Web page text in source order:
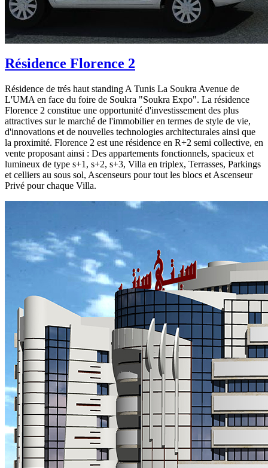
Résidence Florence 2
Résidence de trés haut standing A Tunis La Soukra Avenue de
L'UMA en face du foire de Soukra "Soukra Expo". La résidence
Florence 2 constitue une opportunité d'investissement des plus
attractives sur le marché de l'immobilier en termes de style de vie,
d'innovations et de nouvelles technologies architecturales ainsi que
la proximité. Florence 2 est une résidence en R+2 semi collective, en
vente proposant ainsi : Des appartements fonctionnels, spacieux et
lumineux de type s+1, s+2, s+3, Villa en triplex, Terrasses, Parkings
et celliers au sous sol, Ascenseurs pour tout les blocs et Ascenseur
Privé pour chaque Villa.